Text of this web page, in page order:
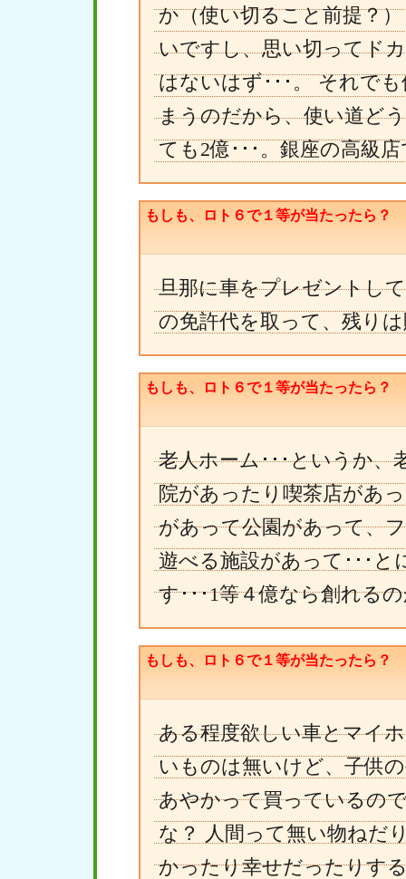
か（使い切ること前提？
いですし、思い切ってド
はないはず･･･。 それで
まうのだから、使い道ど
ても2億･･･。銀座の高級
もしも、ロト６で１等が当たったら？
旦那に車をプレゼントし
の免許代を取って、残り
もしも、ロト６で１等が当たったら？
老人ホーム･･･というか、
院があったり喫茶店があ
があって公園があって、
遊べる施設があって･･･
す･･･1等４億なら創れる
もしも、ロト６で１等が当たったら？
ある程度欲しい車とマイ
いものは無いけど、子供
あやかって買っているの
な？ 人間って無い物ねだ
かったり幸せだったりす